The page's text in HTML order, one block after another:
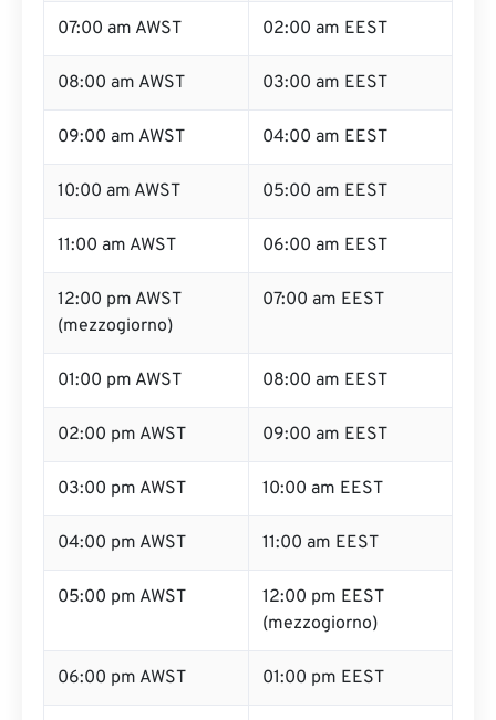
07:00 am AWST 02:00 am EEST
08:00 am AWST 03:00 am EEST
09:00 am AWST 04:00 am EEST
10:00 am AWST 05:00 am EEST
11:00 am AWST 06:00 am EEST
12:00 pm AWST
(mezzogiorno)
07:00 am EEST
01:00 pm AWST 08:00 am EEST
02:00 pm AWST 09:00 am EEST
03:00 pm AWST 10:00 am EEST
04:00 pm AWST 11:00 am EEST
05:00 pm AWST
12:00 pm EEST
(mezzogiorno)
06:00 pm AWST 01:00 pm EEST